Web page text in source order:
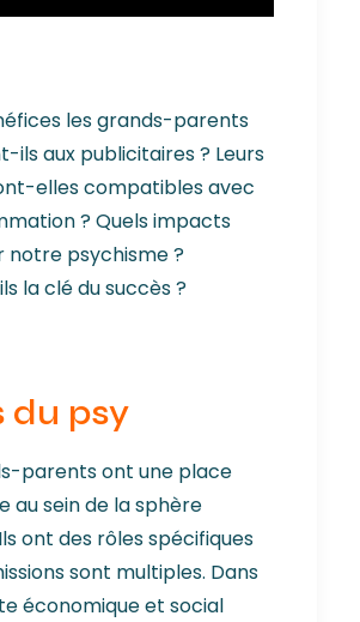
les grands-parents
ils aux publicitaires ? Leurs
elles compatibles avec
? Quels impacts
notre psychisme ?
la clé du succès ?
du psy
parents ont une place
au sein de la sphère
ont des rôles spécifiques
sont multiples. Dans
économique et social